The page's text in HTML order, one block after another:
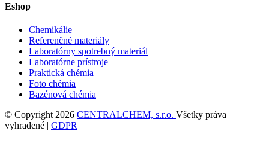
Eshop
Chemikálie
Referenčné materiály
Laboratórny spotrebný materiál
Laboratórne prístroje
Praktická chémia
Foto chémia
Bazénová chémia
© Copyright 2026 CENTRALCHEM, s.r.o. Všetky práva
vyhradené | GDPR